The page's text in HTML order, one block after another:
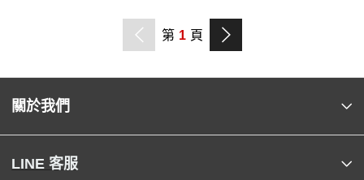
第 1 頁
關於我們
LINE 客服